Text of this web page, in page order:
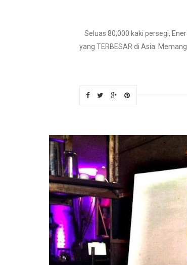
Seluas 80,000 kaki persegi,
yang TERBESAR di Asia.